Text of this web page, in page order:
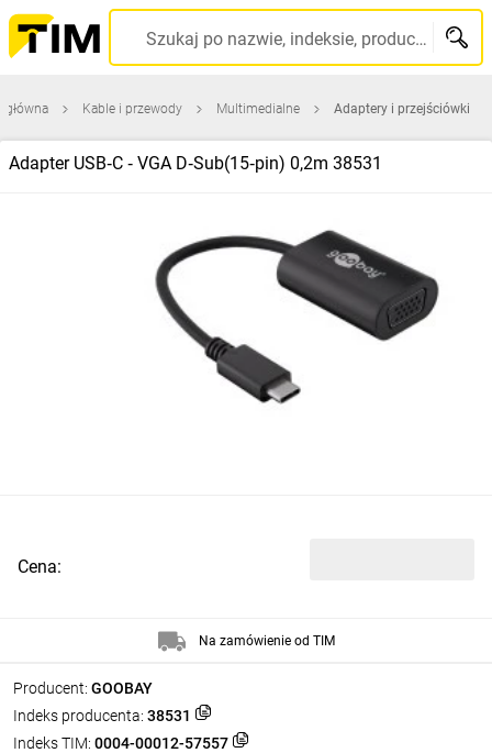
Szukaj po nazwie, indeksie, producencie, kodzie kreskowym...
główna Kable i przewody Multimedialne Adaptery i przejściówki
Adapter USB‑C ‑ VGA D‑Sub(15‑pin) 0,2m 38531
Producent: GOOBAY
Indeks producenta: 38531
Indeks TIM: 0004-00012-57557
Cena:
Na zamówienie od TIM